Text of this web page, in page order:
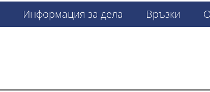
Информация за дела Връзки